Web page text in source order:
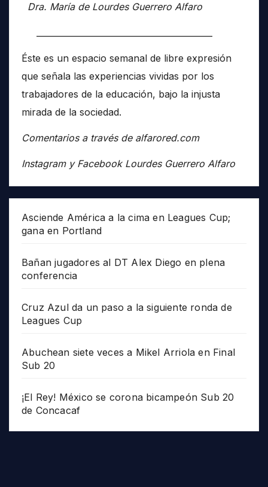
Dra. María de Lourdes Guerrero Alfaro
Éste es un espacio semanal de libre expresión
que señala las experiencias vividas por los
trabajadores de la educación, bajo la injusta
mirada de la sociedad.
Comentarios a través de alfarored.com
Instagram y Facebook Lourdes Guerrero Alfaro
Asciende América a la cima en Leagues Cup;
gana en Portland
Bañan jugadores al DT Alex Diego en plena
conferencia
Cruz Azul da un paso a la siguiente ronda de
Leagues Cup
Abuchean siete veces a Mikel Arriola en Final
Sub 20
¡El Rey! México se corona bicampeón Sub 20
de Concacaf